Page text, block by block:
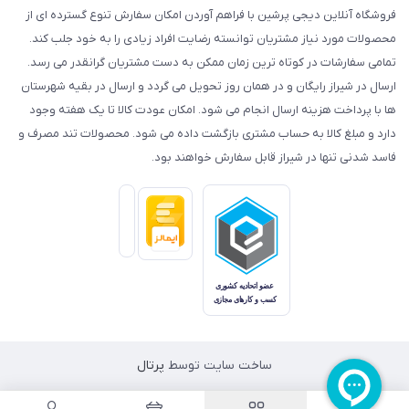
فروشگاه آنلاین دیجی پرشین با فراهم آوردن امکان سفارش تنوع گسترده ای از
محصولات مورد نیاز مشتریان توانسته رضایت افراد زیادی را به خود جلب کند.
تمامی سفارشات در کوتاه ترین زمان ممکن به دست مشتریان گرانقدر می رسد.
ارسال در شیراز رایگان و در همان روز تحویل می گردد و ارسال در بقیه شهرستان
ها با پرداخت هزینه ارسال انجام می شود. امکان عودت کالا تا یک هفته وجود
دارد و مبلغ کالا به حساب مشتری بازگشت داده می شود. محصولات تند مصرف و
فاسد شدنی تنها در شیراز قابل سفارش خواهند بود.
ساخت سایت توسط پرتال